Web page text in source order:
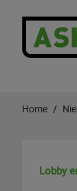
Home
Lobby